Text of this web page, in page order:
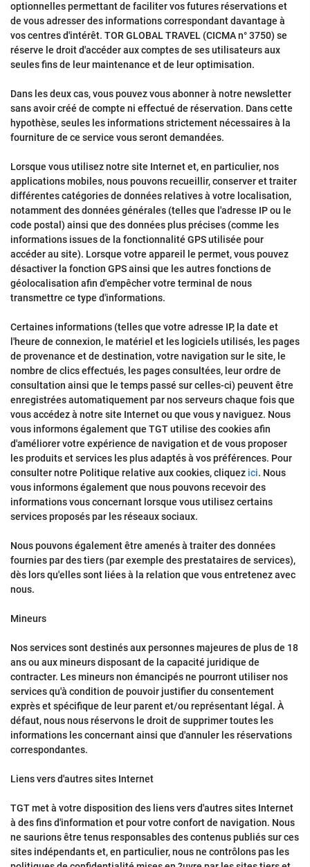
optionnelles permettant de faciliter vos futures réservations et
de vous adresser des informations correspondant davantage à
vos centres d'intérêt. TOR GLOBAL TRAVEL (CICMA n° 3750) se
réserve le droit d'accéder aux comptes de ses utilisateurs aux
seules fins de leur maintenance et de leur optimisation.
Dans les deux cas, vous pouvez vous abonner à notre newsletter
sans avoir créé de compte ni effectué de réservation. Dans cette
hypothèse, seules les informations strictement nécessaires à la
fourniture de ce service vous seront demandées.
Lorsque vous utilisez notre site Internet et, en particulier, nos
applications mobiles, nous pouvons recueillir, conserver et traiter
différentes catégories de données relatives à votre localisation,
notamment des données générales (telles que l'adresse IP ou le
code postal) ainsi que des données plus précises (comme les
informations issues de la fonctionnalité GPS utilisée pour
accéder au site). Lorsque votre appareil le permet, vous pouvez
désactiver la fonction GPS ainsi que les autres fonctions de
géolocalisation afin d'empêcher votre terminal de nous
transmettre ce type d'informations.
Certaines informations (telles que votre adresse IP, la date et
l'heure de connexion, le matériel et les logiciels utilisés, les pages
de provenance et de destination, votre navigation sur le site, le
nombre de clics effectués, les pages consultées, leur ordre de
consultation ainsi que le temps passé sur celles-ci) peuvent être
enregistrées automatiquement par nos serveurs chaque fois que
vous accédez à notre site Internet ou que vous y naviguez. Nous
vous informons également que TGT utilise des cookies afin
d'améliorer votre expérience de navigation et de vous proposer
les produits et services les plus adaptés à vos préférences. Pour
consulter notre Politique relative aux cookies, cliquez ici. Nous
vous informons également que nous pouvons recevoir des
informations vous concernant lorsque vous utilisez certains
services proposés par les réseaux sociaux.
Nous pouvons également être amenés à traiter des données
fournies par des tiers (par exemple des prestataires de services),
dès lors qu'elles sont liées à la relation que vous entretenez avec
nous.
Mineurs
Nos services sont destinés aux personnes majeures de plus de 18
ans ou aux mineurs disposant de la capacité juridique de
contracter. Les mineurs non émancipés ne pourront utiliser nos
services qu'à condition de pouvoir justifier du consentement
exprès et spécifique de leur parent et/ou représentant légal. À
défaut, nous nous réservons le droit de supprimer toutes les
informations les concernant ainsi que d'annuler les réservations
correspondantes.
Liens vers d'autres sites Internet
TGT met à votre disposition des liens vers d'autres sites Internet
à des fins d'information et pour votre confort de navigation. Nous
ne saurions être tenus responsables des contenus publiés sur ces
sites indépendants et, en particulier, nous ne contrôlons pas les